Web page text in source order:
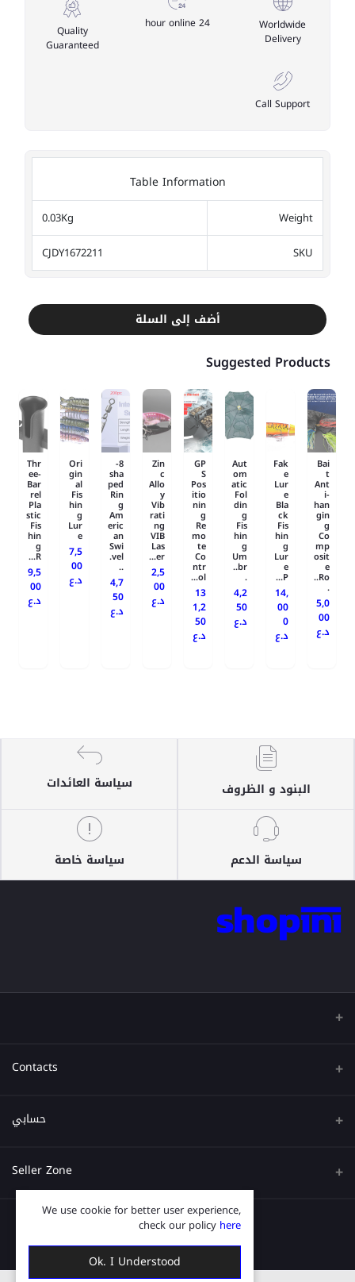
Worldwide
Delivery
24 hour online
Quality
Guaranteed
Call Support
Table Information
Weight
0.03Kg
SKU
CJDY1672211
أضف إلى السلة
Suggested Products
Bai
t
Ant
i-
han
gin
g
Co
mp
osit
e
Ro..
.
5,0
00
د.ع
Fak
e
Lur
e
Bla
ck
Fis
hin
g
Lur
e
P...
14,
00
0
د.ع
Aut
om
atic
Fol
din
g
Fis
hin
g
Um
br..
.
4,2
50
د.ع
GP
S
Pos
itio
nin
g
Re
mo
te
Co
ntr
ol...
13
1,2
50
د.ع
Zin
c
Allo
y
Vib
rati
ng
VIB
Las
er...
2,5
00
د.ع
8-
sha
ped
Rin
g
Am
eric
an
Swi
vel.
..
4,7
50
د.ع
Ori
gin
al
Fis
hin
g
Lur
e
7,5
00
د.ع
Thr
ee-
Bar
rel
Pla
stic
Fis
hin
g
R...
9,5
00
د.ع
البنود و الظروف سياسة العائدات
سياسة الدعم سياسة خاصة
Contacts
عنوان
حسابي
تسجيل الدخول
Seller Zone
قدم الآن
We use cookie for better user experience,
check our policy here
Ok. I Understood